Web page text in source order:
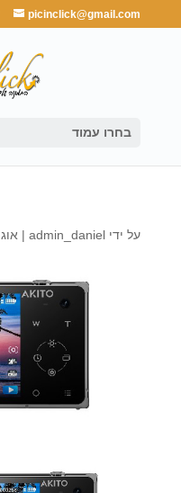
picinclick@gmail.com
בחרו עמוד
על ידי admin_daniel
| אוג 13, 2025